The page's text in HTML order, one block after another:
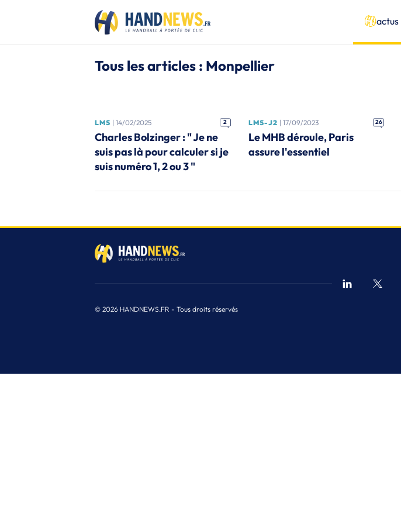
actus
Tous les articles : Monpellier
LMS | 14/02/2025 2
Charles Bolzinger : " Je ne
suis pas là pour calculer si je
suis numéro 1, 2 ou 3 "
LMS-J2 | 17/09/2023 26
Le MHB déroule, Paris
assure l'essentiel
© 2026 HANDNEWS.FR - Tous droits réservés